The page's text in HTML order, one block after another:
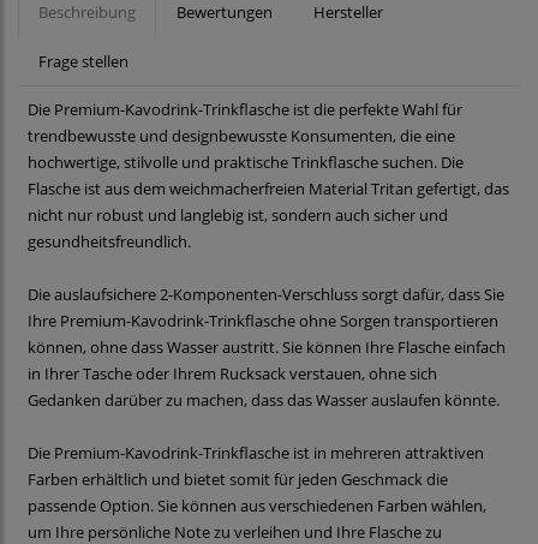
Beschreibung Bewertungen Hersteller
Frage stellen
Die Premium-Kavodrink-Trinkflasche ist die perfekte Wahl für
trendbewusste und designbewusste Konsumenten, die eine
hochwertige, stilvolle und praktische Trinkflasche suchen. Die
Flasche ist aus dem weichmacherfreien Material Tritan gefertigt, das
nicht nur robust und langlebig ist, sondern auch sicher und
gesundheitsfreundlich.
Die auslaufsichere 2-Komponenten-Verschluss sorgt dafür, dass Sie
Ihre Premium-Kavodrink-Trinkflasche ohne Sorgen transportieren
können, ohne dass Wasser austritt. Sie können Ihre Flasche einfach
in Ihrer Tasche oder Ihrem Rucksack verstauen, ohne sich
Gedanken darüber zu machen, dass das Wasser auslaufen könnte.
Die Premium-Kavodrink-Trinkflasche ist in mehreren attraktiven
Farben erhältlich und bietet somit für jeden Geschmack die
passende Option. Sie können aus verschiedenen Farben wählen,
um Ihre persönliche Note zu verleihen und Ihre Flasche zu